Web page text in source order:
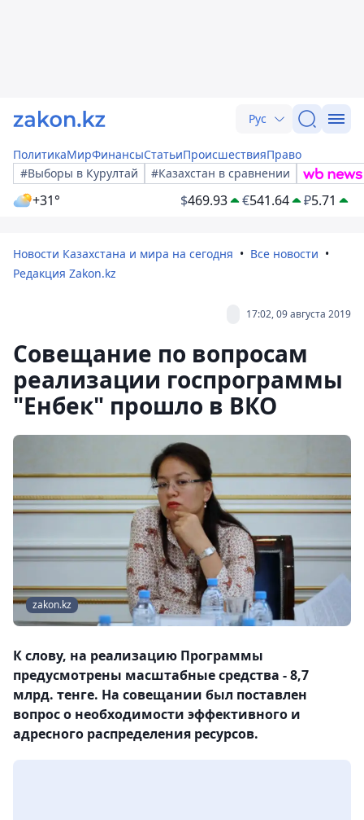
Рус
ПолитикаМирФинансыСтатьиПроисшествияПраво
#Выборы в Курултай
#Казахстан в сравнении
+31° $469.93 €541.64 ₽5.71
Новости Казахстана и мира на сегодня
Все новости
Редакция Zakon.kz
17:02, 09 августа 2019
Совещание по вопросам
реализации госпрограммы
"Енбек" прошло в ВКО
zakon.kz
К слову, на реализацию Программы
предусмотрены масштабные средства - 8,7
млрд. тенге. На совещании был поставлен
вопрос о необходимости эффективного и
адресного распределения ресурсов.